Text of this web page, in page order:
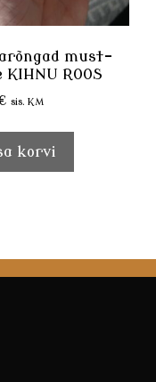
must-
KIHNU ROOS
sis. KM
korvi